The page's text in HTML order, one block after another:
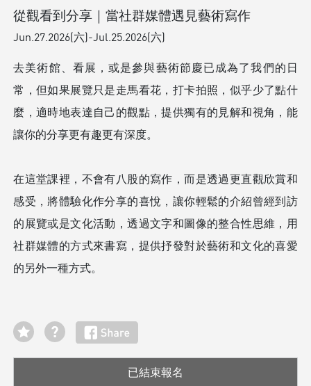
從觀看到分享｜當社群媒體遇見藝術寫作
Jun.27.2026(六)-Jul.25.2026(六)
去美術館、看展，或是參與藝術節慶已成為了我們的日
常，但如果展覽只是走馬看花，打卡拍照，似乎少了點什
麼，適時地表達自己的觀點，提供獨有的見解和視角，能
讓你的分享更有趣更有深度。
在這堂課裡，不會有八股的寫作，而是透過更直觀欣賞和
感受，將體驗化作分享的喜悅，讓你輕鬆的介紹曾經到訪
的展覽或是文化活動，透過文字和圖像的整合性思維，用
社群媒體的方式來書寫，提供抒發對於藝術和文化的喜愛
的另外一種方式。
已結束報名